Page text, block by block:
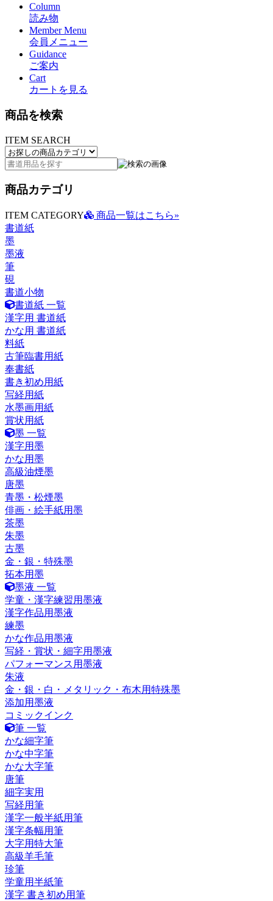
Column
読み物
Member Menu
会員メニュー
Guidance
ご案内
Cart
カートを見る
商品を検索
ITEM SEARCH
商品カテゴリ
ITEM CATEGORY
商品一覧はこちら»
書道紙
墨
墨液
筆
硯
書道小物
書道紙 一覧
漢字用 書道紙
かな用 書道紙
料紙
古筆臨書用紙
奉書紙
書き初め用紙
写経用紙
水墨画用紙
賞状用紙
墨 一覧
漢字用墨
かな用墨
高級油煙墨
唐墨
青墨・松煙墨
俳画・絵手紙用墨
茶墨
朱墨
古墨
金・銀・特殊墨
拓本用墨
墨液 一覧
学童・漢字練習用墨液
漢字作品用墨液
練墨
かな作品用墨液
写経・賞状・細字用墨液
パフォーマンス用墨液
朱液
金・銀・白・メタリック・布木用特殊墨
添加用墨液
コミックインク
筆 一覧
かな細字筆
かな中字筆
かな大字筆
唐筆
細字実用
写経用筆
漢字一般半紙用筆
漢字条幅用筆
大字用特大筆
高級羊毛筆
珍筆
学童用半紙筆
漢字 書き初め用筆